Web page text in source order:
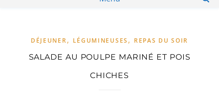
DÉJEUNER, LÉGUMINEUSES , REPAS DU SOIR
SALADE AU POULPE MARINÉ ET POIS
CHICHES